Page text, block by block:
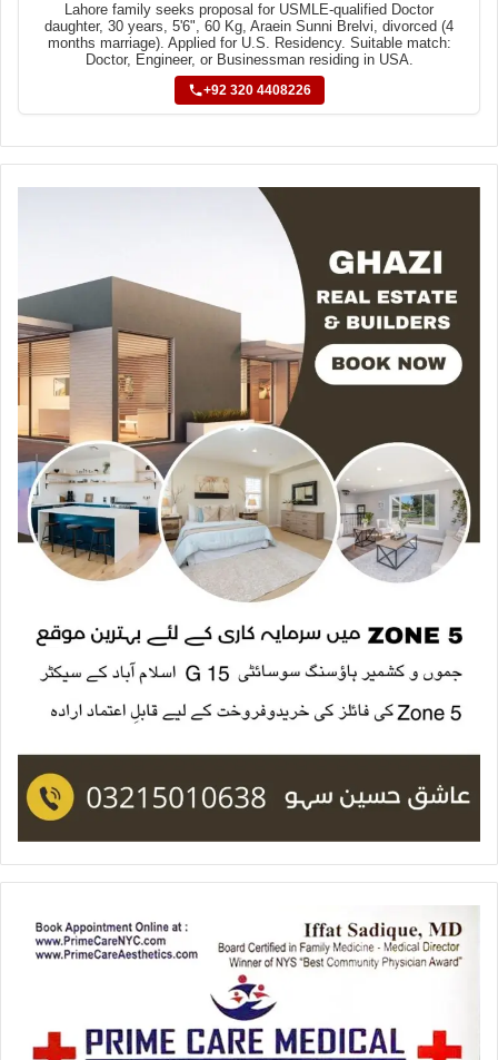
Lahore family seeks proposal for USMLE-qualified Doctor
daughter, 30 years, 5'6", 60 Kg, Araein Sunni Brelvi, divorced (4
months marriage). Applied for U.S. Residency. Suitable match:
Doctor, Engineer, or Businessman residing in USA.
+92 320 4408226